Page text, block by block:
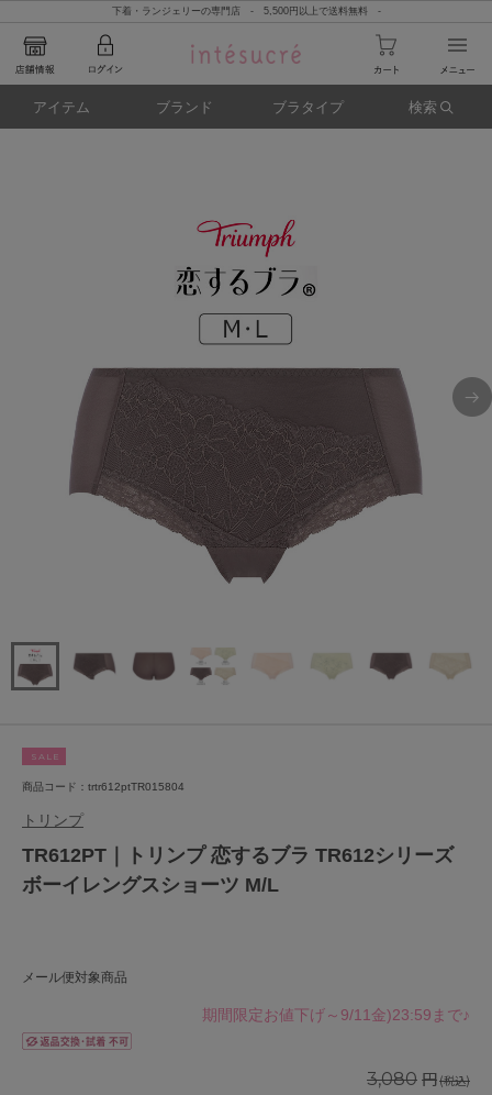
下着・ランジェリーの専門店 - 5,500円以上で送料無料 -
アイテム ブランド ブラタイプ 検索
SALE
商品コード：trtr612ptTR015804
トリンプ
TR612PT｜トリンプ 恋するブラ TR612シリーズ
ボーイレングスショーツ M/L
メール便対象商品
期間限定お値下げ～9/11金)23:59まで♪
3,080 円(税込)